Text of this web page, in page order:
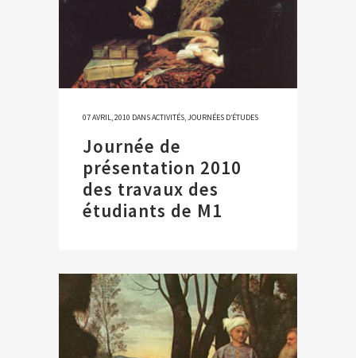
07 AVRIL, 2010 DANSACTIVITÉS,JOURNÉES D’ÉTUDES
Journée de
présentation 2010
des travaux des
étudiants de M1